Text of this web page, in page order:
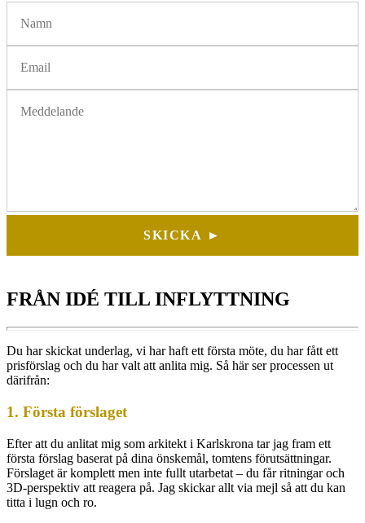
SKICKA ►
FRÅN IDÉ TILL INFLYTTNING
Du har skickat underlag, vi har haft ett första möte, du har fått ett
prisförslag och du har valt att anlita mig. Så här ser processen ut
därifrån:
1. Första förslaget
Efter att du anlitat mig som arkitekt i Karlskrona tar jag fram ett
första förslag baserat på dina önskemål, tomtens förutsättningar.
Förslaget är komplett men inte fullt utarbetat – du får ritningar och
3D-perspektiv att reagera på. Jag skickar allt via mejl så att du kan
titta i lugn och ro.